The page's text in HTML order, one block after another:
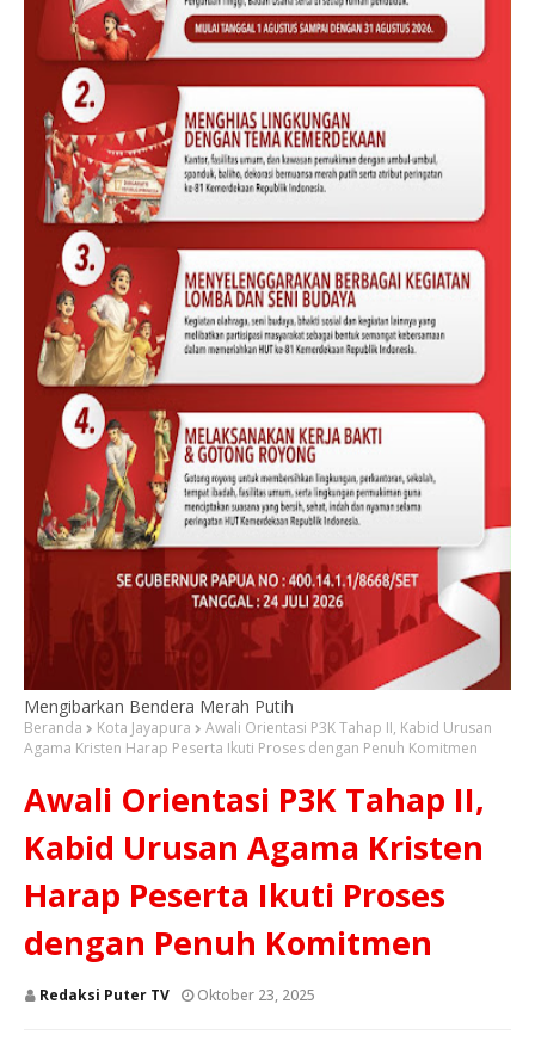
Mengibarkan Bendera Merah Putih
Beranda Kota Jayapura
Awali Orientasi P3K Tahap II, Kabid Urusan
Agama Kristen Harap Peserta Ikuti Proses dengan Penuh Komitmen
Awali Orientasi P3K Tahap II,
Kabid Urusan Agama Kristen
Harap Peserta Ikuti Proses
dengan Penuh Komitmen
Redaksi Puter TV Oktober 23, 2025